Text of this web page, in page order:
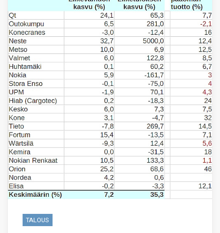
TALOUS